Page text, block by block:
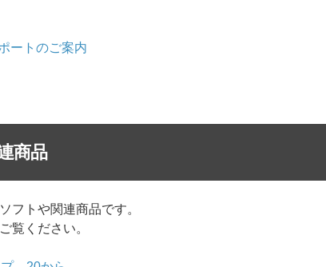
ートのご案内
商品
フトや関連商品です。
覧ください。